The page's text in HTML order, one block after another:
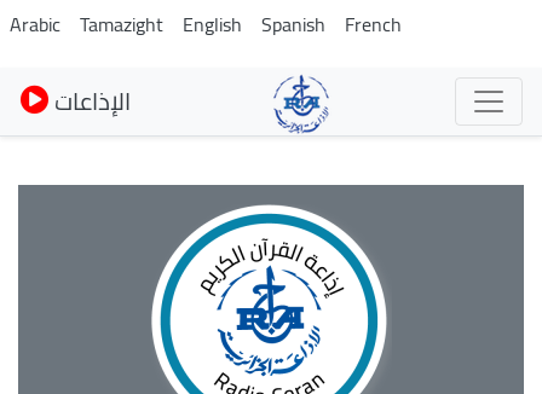
Skip
to
main
content
Arabic Tamazight English Spanish French
الإذاعات